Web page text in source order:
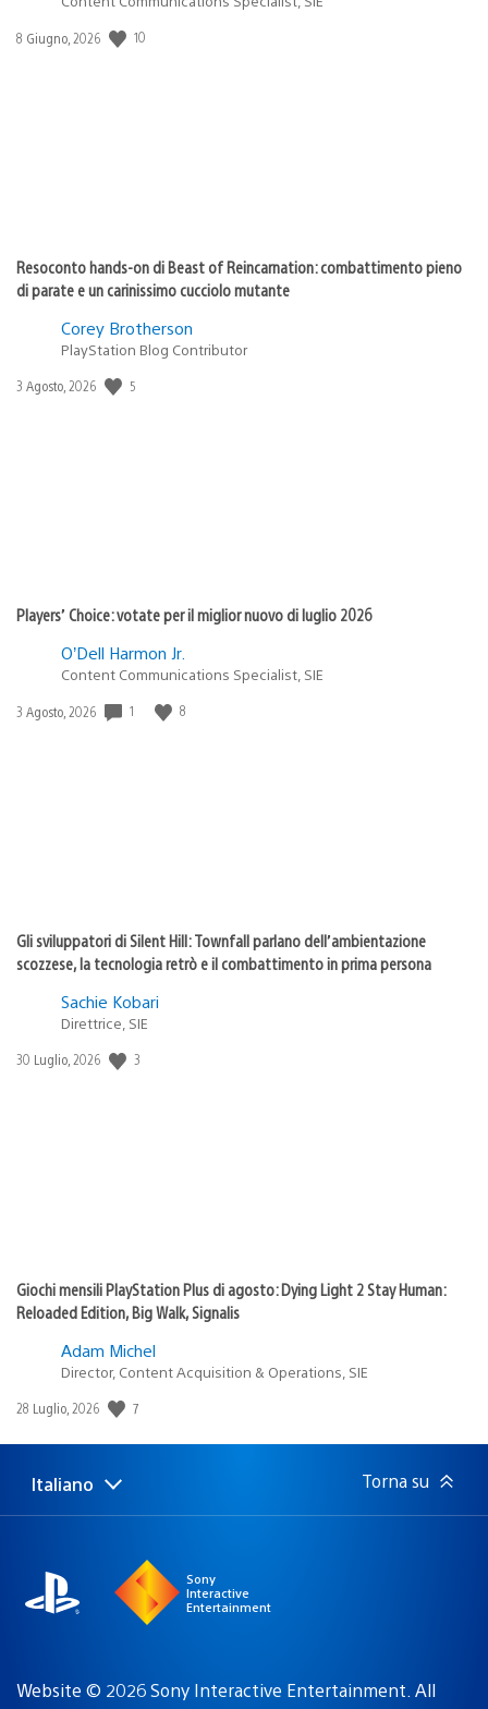
Data
8 Giugno, 2026 10
Resoconto hands-on di Beast of Reincarnation: combattimento pieno
di parate e un carinissimo cucciolo mutante
Corey Brotherson
PlayStation Blog Contributor
Data
3 Agosto, 2026 5
Players’ Choice: votate per il miglior nuovo di luglio 2026
O’Dell Harmon Jr.
Content Communications Specialist, SIE
Data
3 Agosto, 2026 1 8
Gli sviluppatori di Silent Hill: Townfall parlano dell’ambientazione
scozzese, la tecnologia retrò e il combattimento in prima persona
Sachie Kobari
Direttrice, SIE
Data
30 Luglio, 2026 3
Giochi mensili PlayStation Plus di agosto: Dying Light 2 Stay Human:
Reloaded Edition, Big Walk, Signalis
Adam Michel
Director, Content Acquisition & Operations, SIE
Data
pubblicazione:
28 Luglio, 2026 7
Seleziona
Regione
Italiano Torna su
Sony
Interactive
Entertainment
Website © 2026 Sony Interactive Entertainment. All